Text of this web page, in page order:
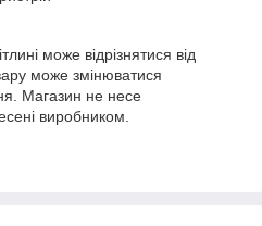
може відрізнятися від
може змінюватися
Магазин не несе
виробником.